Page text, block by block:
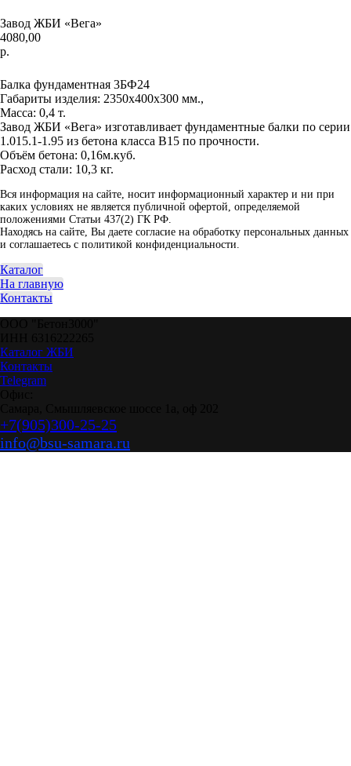
Завод ЖБИ «Вега»
4080,00
р.
Балка фундаментная 3БФ24
Габариты изделия: 2350x400x300 мм.,
Масса: 0,4 т.
Завод ЖБИ «Вега» изготавливает фундаментные балки по серии
1.015.1-1.95 из бетона класса B15 по прочности.
Объём бетона: 0,16м.куб.
Расход стали: 10,3 кг.
Вся информация на сайте, носит информационный характер и ни при
каких условиях не является публичной офертой, определяемой
положениями Статьи 437(2) ГК РФ.
Находясь на сайте, Вы даете согласие на обработку персональных данных
и соглашаетесь c политикой конфиденциальности.
Каталог
На главную
Контакты
Каталог ЖБИ
Контакты
Telegram
+7(905)300-25-25
info@bsu-samara.ru